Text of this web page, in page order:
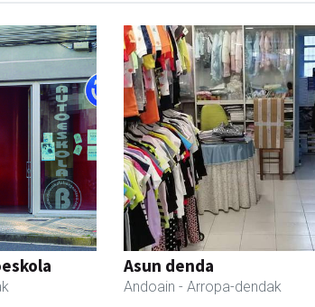
Asun denda
Andoain - Arropa-dendak